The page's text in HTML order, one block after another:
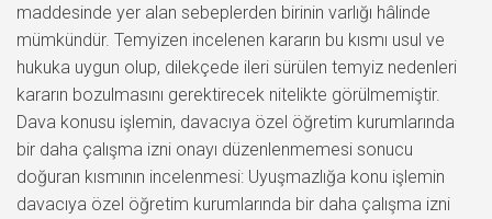
maddesinde yer alan sebeplerden birinin varlığı hâlinde
mümkündür. Temyizen incelenen kararın bu kısmı usul ve
hukuka uygun olup, dilekçede ileri sürülen temyiz nedenleri
kararın bozulmasını gerektirecek nitelikte görülmemiştir.
Dava konusu işlemin, davacıya özel öğretim kurumlarında
bir daha çalışma izni onayı düzenlenmemesi sonucu
doğuran kısmının incelenmesi: Uyuşmazlığa konu işlemin
davacıya özel öğretim kurumlarında bir daha çalışma izni